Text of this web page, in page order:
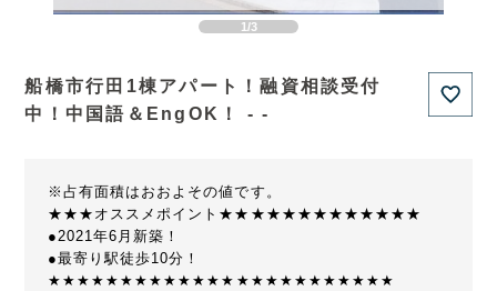
1/3
船橋市行田1棟アパート！融資相談受付
中！中国語＆EngOK！ - -
※占有面積はおおよその値です。
★★★オススメポイント★★★★★★★★★★★★★
●2021年6月新築！
●最寄り駅徒歩10分！
★★★★★★★★★★★★★★★★★★★★★★★★